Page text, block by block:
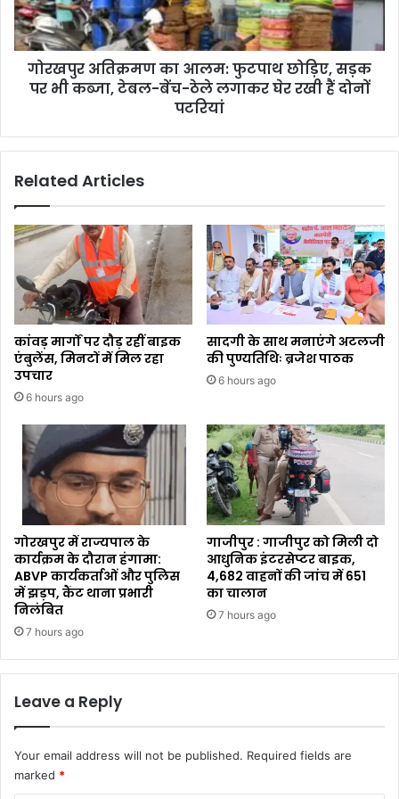
गोरखपुर अतिक्रमण का आलम: फुटपाथ छोड़िए, सड़क
पर भी कब्जा, टेबल-बेंच-ठेले लगाकर घेर रखी हैं दोनों
पटरियां
Related Articles
कांवड़ मार्गों पर दौड़ रहीं बाइक
एंबुलेंस, मिनटों में मिल रहा
उपचार
6 hours ago
सादगी के साथ मनाएंगे अटलजी
की पुण्यतिथिः ब्रजेश पाठक
6 hours ago
गोरखपुर में राज्यपाल के
कार्यक्रम के दौरान हंगामा:
ABVP कार्यकर्ताओं और पुलिस
में झड़प, कैंट थाना प्रभारी
निलंबित
7 hours ago
गाजीपुर : गाजीपुर को मिली दो
आधुनिक इंटरसेप्टर बाइक,
4,682 वाहनों की जांच में 651
का चालान
7 hours ago
Leave a Reply
Your email address will not be published. Required fields are
marked *